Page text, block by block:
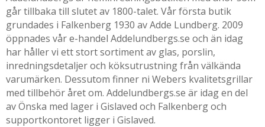
går tillbaka till slutet av 1800-talet. Vår första butik
grundades i Falkenberg 1930 av Adde Lundberg. 2009
öppnades vår e-handel Addelundbergs.se och än idag
har håller vi ett stort sortiment av glas, porslin,
inredningsdetaljer och köksutrustning från välkända
varumärken. Dessutom finner ni Webers kvalitetsgrillar
med tillbehör året om. Addelundbergs.se är idag en del
av Önska med lager i Gislaved och Falkenberg och
supportkontoret ligger i Gislaved.